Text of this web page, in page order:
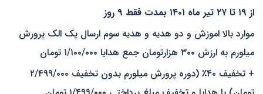
از ۱۹ تا ۲۷ تیر ماه ۱۴۰۱ بمدت فقط ۹ روز
موارد بالا اموزش و دو هدیه و هدیه سوم ارسال پک الک پرورش
میلورم به ارزش ۳۰۰ هزارتومان جمع هدایا ۱/۱۰۰/۰۰۰ تومان
+ تخفیف ۴۰٪ (دوره پرورش میلورم بدون تخفیف ۲/۴۹۹/۰۰۰